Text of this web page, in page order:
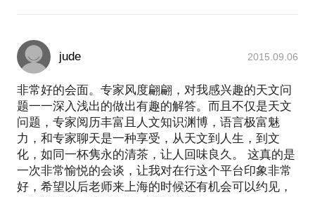
jude 2015.09.06
非常好的会面。专家风度翩翩，对我感兴趣的天文问
题一一深入浅出的做出有趣的解答。而且不仅是天文
问题，专家阅历丰富且人文知识渊博，语言极富魅
力，和专家聊天是一种享受，从天文到人生，到文
化，如同一杯隽永的清茶，让人回味良久。 这真的是
一次非常愉悦的会谈，让我对在行这个平台印象非常
好，希望以后老师来上海的时候还有机会可以约见，